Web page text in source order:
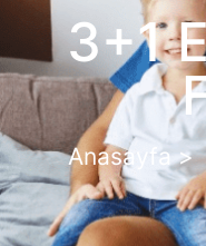
3+1
Anasayfa >